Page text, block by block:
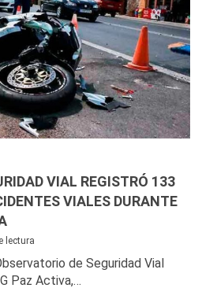
VIAL REGISTRÓ 133
VIALES DURANTE
lectura
de Seguridad Vial
Paz Activa,…